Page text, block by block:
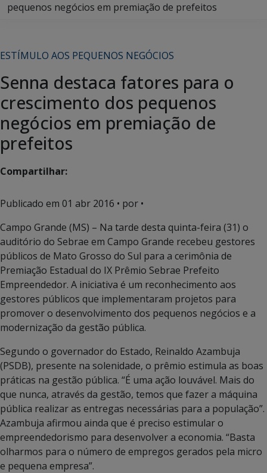
pequenos negócios em premiação de prefeitos
ESTÍMULO AOS PEQUENOS NEGÓCIOS
Senna destaca fatores para o
crescimento dos pequenos
negócios em premiação de
prefeitos
Compartilhar:
Publicado em 01 abr 2016 • por •
Campo Grande (MS) – Na tarde desta quinta-feira (31) o
auditório do Sebrae em Campo Grande recebeu gestores
públicos de Mato Grosso do Sul para a cerimônia de
Premiação Estadual do IX Prêmio Sebrae Prefeito
Empreendedor. A iniciativa é um reconhecimento aos
gestores públicos que implementaram projetos para
promover o desenvolvimento dos pequenos negócios e a
modernização da gestão pública.
Segundo o governador do Estado, Reinaldo Azambuja
(PSDB), presente na solenidade, o prêmio estimula as boas
práticas na gestão pública. “É uma ação louvável. Mais do
que nunca, através da gestão, temos que fazer a máquina
pública realizar as entregas necessárias para a população”.
Azambuja afirmou ainda que é preciso estimular o
empreendedorismo para desenvolver a economia. “Basta
olharmos para o número de empregos gerados pela micro
e pequena empresa”.